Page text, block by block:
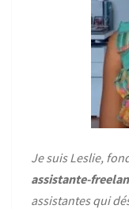
Je suis Leslie,
assistante-
assistantes qui